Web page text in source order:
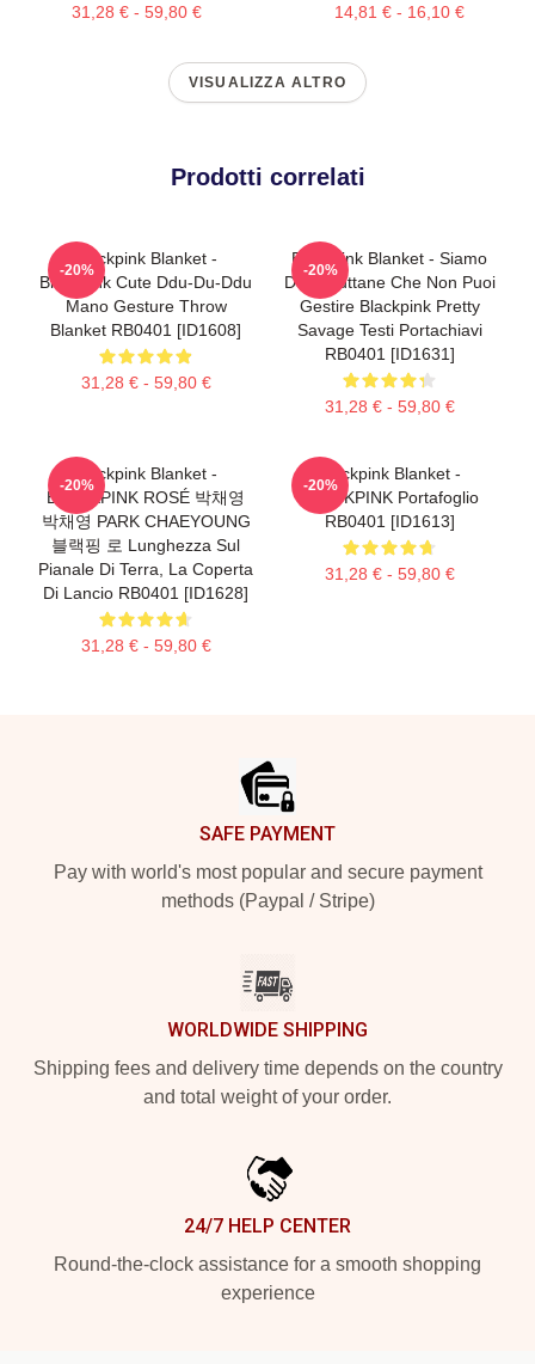
31,28 € - 59,80 € 14,81 € - 16,10 €
VISUALIZZA ALTRO
Prodotti correlati
Blackpink Blanket -
Blackpink Cute Ddu-Du-Ddu
Mano Gesture Throw
Blanket RB0401 [ID1608]
31,28 € - 59,80 €
-20%
Blackpink Blanket - Siamo
Delle Puttane Che Non Puoi
Gestire Blackpink Pretty
Savage Testi Portachiavi
RB0401 [ID1631]
31,28 € - 59,80 €
-20%
Blackpink Blanket -
BLACKPINK ROSÉ 박채영
박채영 PARK CHAEYOUNG
블랙핑 로 Lunghezza Sul
Pianale Di Terra, La Coperta
Di Lancio RB0401 [ID1628]
31,28 € - 59,80 €
-20%
Blackpink Blanket -
BLACKPINK Portafoglio
RB0401 [ID1613]
31,28 € - 59,80 €
-20%
SAFE PAYMENT
Pay with world's most popular and secure payment
methods (Paypal / Stripe)
WORLDWIDE SHIPPING
Shipping fees and delivery time depends on the country
and total weight of your order.
24/7 HELP CENTER
Round-the-clock assistance for a smooth shopping
experience